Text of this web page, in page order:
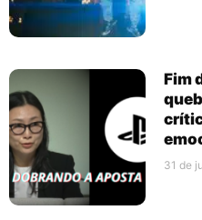
Fim
31 de